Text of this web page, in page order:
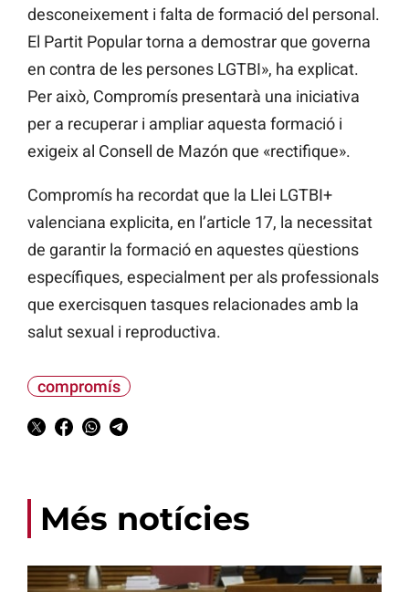
desconeixement i falta de formació del personal.
El Partit Popular torna a demostrar que governa
en contra de les persones LGTBI», ha explicat.
Per això, Compromís presentarà una iniciativa
per a recuperar i ampliar aquesta formació i
exigeix al Consell de Mazón que «rectifique».
Compromís ha recordat que la Llei LGTBI+
valenciana explicita, en l’article 17, la necessitat
de garantir la formació en aquestes qüestions
específiques, especialment per als professionals
que exercisquen tasques relacionades amb la
salut sexual i reproductiva.
compromís
Més notícies